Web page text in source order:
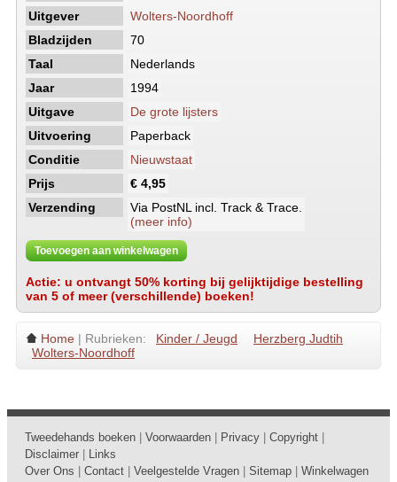
Uitgever
Wolters-Noordhoff
Bladzijden
70
Taal
Nederlands
Jaar
1994
Uitgave
De grote lijsters
Uitvoering
Paperback
Conditie
Nieuwstaat
Prijs
€ 4,95
Verzending
Via PostNL incl. Track & Trace.
(meer info)
Toevoegen aan winkelwagen
Actie: u ontvangt 50% korting bij gelijktijdige bestelling
van 5 of meer (verschillende) boeken!
Home | Rubrieken: Kinder / Jeugd
Herzberg Judtih
Wolters-Noordhoff
Tweedehands boeken Voorwaarden Privacy Copyright
Disclaimer
Links
Over Ons
Contact Veelgestelde Vragen Sitemap
Winkelwagen